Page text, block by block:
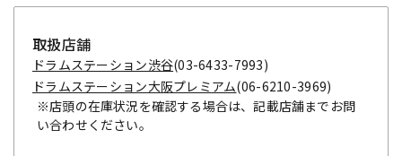
取扱店舗
ドラムステーション渋谷(03-6433-7993)
ドラムステーション大阪プレミアム(06-6210-3969)
※店頭の在庫状況を確認する場合は、記載店舗までお問
い合わせください。